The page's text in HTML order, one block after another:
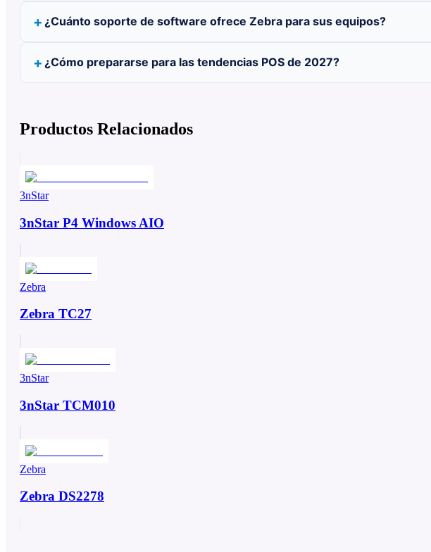
¿Cuánto soporte de software ofrece Zebra para sus equipos?
¿Cómo prepararse para las tendencias POS de 2027?
Productos Relacionados
3nStar
3nStar P4 Windows AIO
Zebra
Zebra TC27
3nStar
3nStar TCM010
Zebra
Zebra DS2278